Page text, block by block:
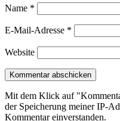
Name *
E-Mail-Adresse *
Website
Mit dem Klick auf
der Speicherung meiner IP-
Kommentar einverstanden.